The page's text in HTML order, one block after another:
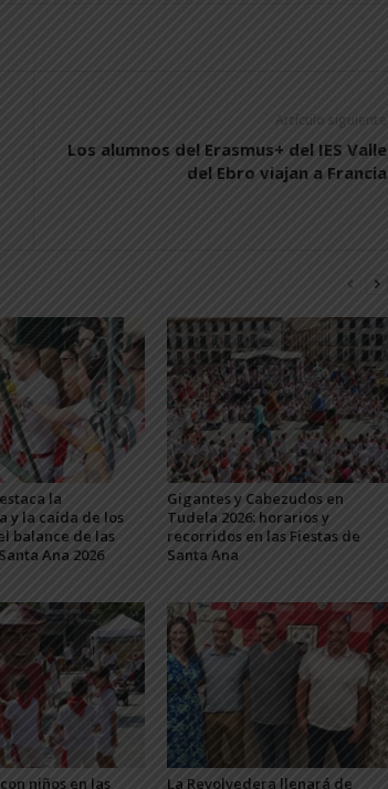
Artículo siguiente
Los alumnos del Erasmus+ del IES Valle
del Ebro viajan a Francia
la
y la caída de los
balance de las
Ana 2026
Gigantes y Cabezudos en
Tudela 2026: horarios y
recorridos en las Fiestas de
Santa Ana
niños en las La Revolvedera llenará de